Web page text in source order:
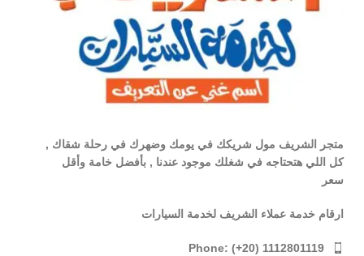
متجر الشريف مول شريكك في يومك وضهرك في رحلة شقاك ,
كل اللي هتحتاجه في شغلك موجود عندنا , بأفضل خامة وأقل
سعر
ارقام خدمة عملاء الشريف لخدمة السيارات
Phone: (+20) 1112801119